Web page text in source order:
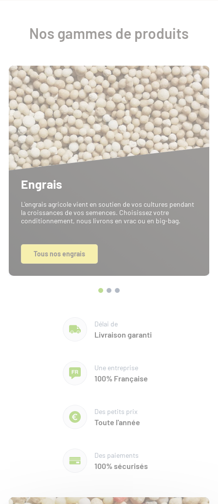
Nos gammes de produits
Engrais
L'engrais agricole vient en soutien de vos cultures pendant
la croissances de vos semences. Choisissez votre
conditionnement, nous livrons en vrac ou en big-bag.
Tous nos engrais
Délai de
Livraison garanti
Une entreprise
100% Française
Des petits prix
Toute l'année
Des paiements
100% sécurisés